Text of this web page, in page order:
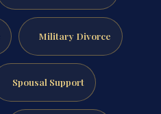
Military Divorce
Spousal Support